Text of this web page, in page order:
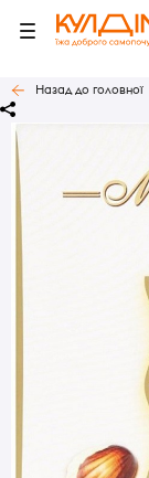
Назад до головної